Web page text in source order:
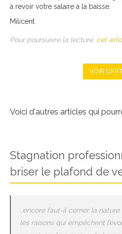
à revoir votre salaire à la baisse.
Milicent
Pour poursuivre la lecture, cet
VOIR
Voici d'autres articles qui
Stagnation
briser le plafond de
…encore faut-il cerner la
les raisons qui empêchent